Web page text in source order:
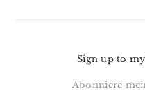
Sign up to
Abonniere